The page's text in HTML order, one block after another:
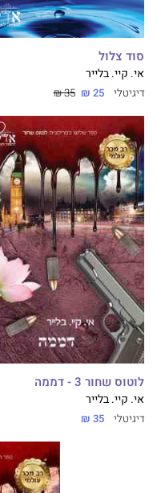
סוד צלול
אי. קיי. בלייר
דיגיטלי 25 ₪
35 ₪
לוטוס שחור 3 - דממה
אי. קיי. בלייר
דיגיטלי 35 ₪